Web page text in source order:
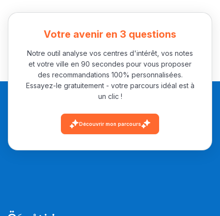
+ de 89 Interviews/Vidéos
دليل المهن
ما يزيد عن 149 مهنة
دليل التوجيه
التوجيه بالثانوي و الإعدادي
Votre avenir en 3 questions
Notre outil analyse vos centres d'intérêt, vos notes
et votre ville en 90 secondes pour vous proposer
des recommandations 100% personnalisées.
Essayez-le gratuitement - votre parcours idéal est à
un clic !
Découvrir mon parcours